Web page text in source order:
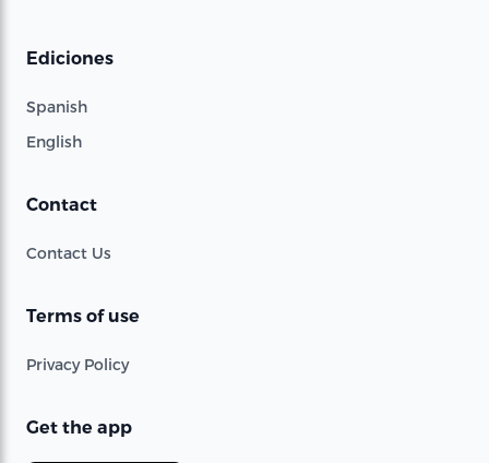
Ediciones
Spanish
English
Contact
Contact Us
Terms of use
Privacy Policy
Get the app